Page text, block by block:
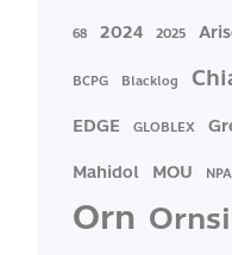
68 2024 2025
BCPG Blacklog
EDGE GLOBLEX
Mahidol MOU
Orn